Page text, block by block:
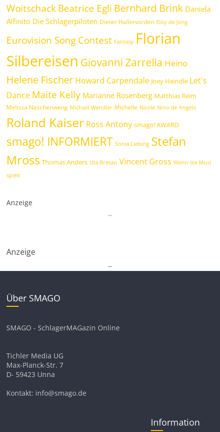
WoitschackBeatrice Egli Bernhard Brink Daniela
Alfinito Die Schlagerpiloten Dieter Hallervorden Eloy de Jong
Eurovision Song Contest Fantasy Florian
Silbereisen Giovanni Zarrella Heino
Helene Fischer Howard Carpendale Joey Heindle Let's
Dance Maite Kelly Marianne Rosenberg Matthias Reim
Melissa Naschenweng Michael Wendler Michelle Nicole Nino de Angelo
Roland Kaiser Ross Antony smago! AWARD
smago! INFORMIERT Sonia Liebing Stefan
Mross Thomas Anders Uta Bresan Vincent Gross Wenn die Musi
spielt
Anzeige
..
Anzeige
..
Über SMAGO
SMAGO - SchlagerMAGazin Online
Tichler Media UG
Max-Planck-Str. 7
D- 59423 Unna
Kontakt: info@smago.de
Information